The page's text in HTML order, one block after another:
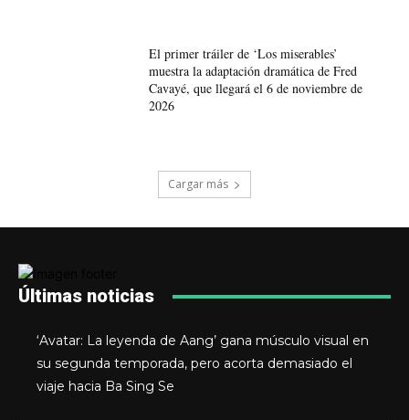
El primer tráiler de ‘Los miserables’
muestra la adaptación dramática de Fred
Cavayé, que llegará el 6 de noviembre de
2026
Cargar más
Últimas noticias
‘Avatar: La leyenda de Aang’ gana músculo visual en
su segunda temporada, pero acorta demasiado el
viaje hacia Ba Sing Se